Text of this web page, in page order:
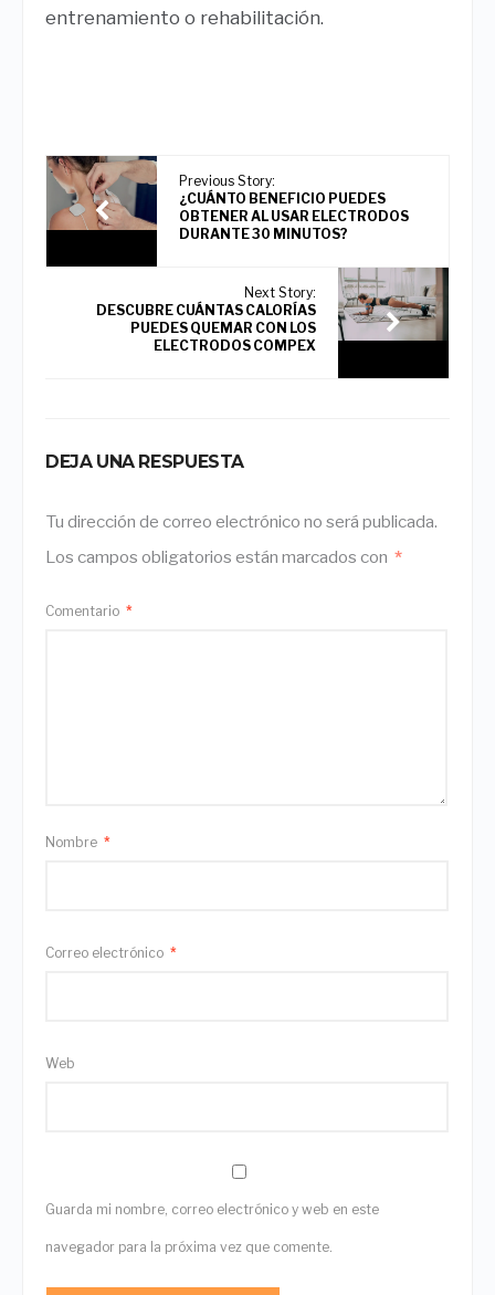
entrenamiento o rehabilitación.
Previous Story:
¿CUÁNTO BENEFICIO PUEDES
OBTENER AL USAR ELECTRODOS
DURANTE 30 MINUTOS?
Next Story:
DESCUBRE CUÁNTAS CALORÍAS
PUEDES QUEMAR CON LOS
ELECTRODOS COMPEX
DEJA UNA RESPUESTA
Tu dirección de correo electrónico no será publicada.
Los campos obligatorios están marcados con *
Comentario *
Nombre *
Correo electrónico *
Web
Guarda mi nombre, correo electrónico y web en este
navegador para la próxima vez que comente.